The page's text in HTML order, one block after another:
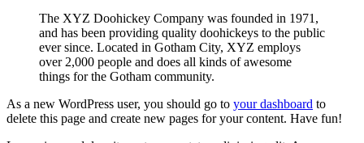
The XYZ Doohickey Company was founded in 1971,
and has been providing quality doohickeys to the public
ever since. Located in Gotham City, XYZ employs
over 2,000 people and does all kinds of awesome
things for the Gotham community.
As a new WordPress user, you should go to your dashboard to
delete this page and create new pages for your content. Have fun!